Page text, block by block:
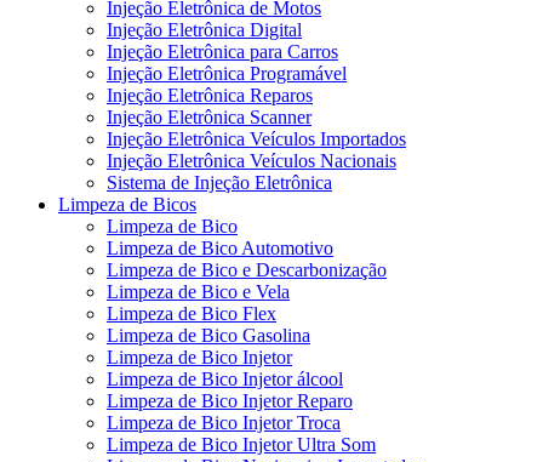
Injeção Eletrônica de Motos
Injeção Eletrônica Digital
Injeção Eletrônica para Carros
Injeção Eletrônica Programável
Injeção Eletrônica Reparos
Injeção Eletrônica Scanner
Injeção Eletrônica Veículos Importados
Injeção Eletrônica Veículos Nacionais
Sistema de Injeção Eletrônica
Limpeza de Bicos
Limpeza de Bico
Limpeza de Bico Automotivo
Limpeza de Bico e Descarbonização
Limpeza de Bico e Vela
Limpeza de Bico Flex
Limpeza de Bico Gasolina
Limpeza de Bico Injetor
Limpeza de Bico Injetor álcool
Limpeza de Bico Injetor Reparo
Limpeza de Bico Injetor Troca
Limpeza de Bico Injetor Ultra Som